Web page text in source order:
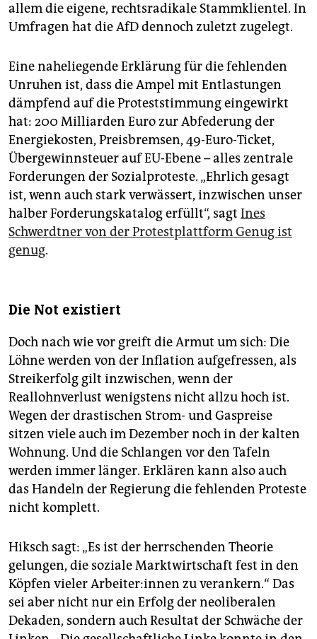
allem die eigene, rechtsradikale Stammklientel. In
Umfragen hat die AfD dennoch zuletzt zugelegt.
Eine naheliegende Erklärung für die fehlenden
Unruhen ist, dass die Ampel mit Entlastungen
dämpfend auf die Proteststimmung eingewirkt
hat: 200 Milliarden Euro zur Abfederung der
Energiekosten, Preisbremsen, 49-Euro-Ticket,
Übergewinnsteuer auf EU-Ebene – alles zentrale
Forderungen der Sozialproteste. „Ehrlich gesagt
ist, wenn auch stark verwässert, inzwischen unser
halber Forderungskatalog erfüllt“, sagt Ines
Schwerdtner von der Protestplattform Genug ist
genug.
Die Not existiert
Doch nach wie vor greift die Armut um sich: Die
Löhne werden von der Inflation aufgefressen, als
Streikerfolg gilt inzwischen, wenn der
Reallohnverlust wenigstens nicht allzu hoch ist.
Wegen der drastischen Strom- und Gaspreise
sitzen viele auch im Dezember noch in der kalten
Wohnung. Und die Schlangen vor den Tafeln
werden immer länger. Erklären kann also auch
das Handeln der Regierung die fehlenden Proteste
nicht komplett.
Hiksch sagt: „Es ist der herrschenden Theorie
gelungen, die soziale Marktwirtschaft fest in den
Köpfen vieler Ar­bei­te­r:in­nen zu verankern.“ Das
sei aber nicht nur ein Erfolg der neoliberalen
Dekaden, sondern auch Resultat der Schwäche der